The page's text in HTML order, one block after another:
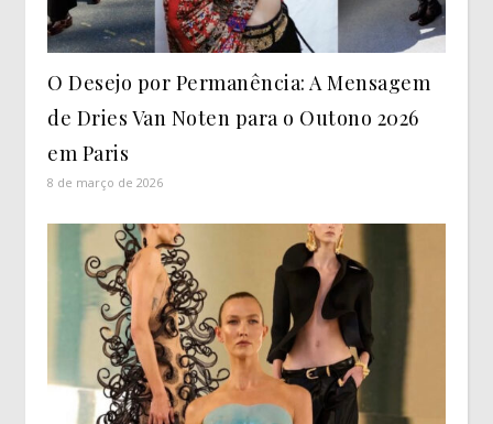
O Desejo por Permanência: A Mensagem
de Dries Van Noten para o Outono 2026
em Paris
8 de março de 2026